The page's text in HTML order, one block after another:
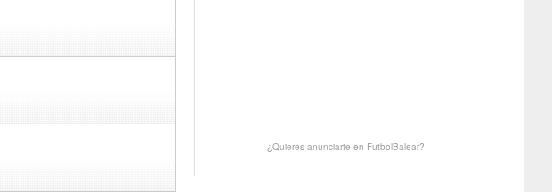
¿Quieres anunciarte en FutbolBalear?